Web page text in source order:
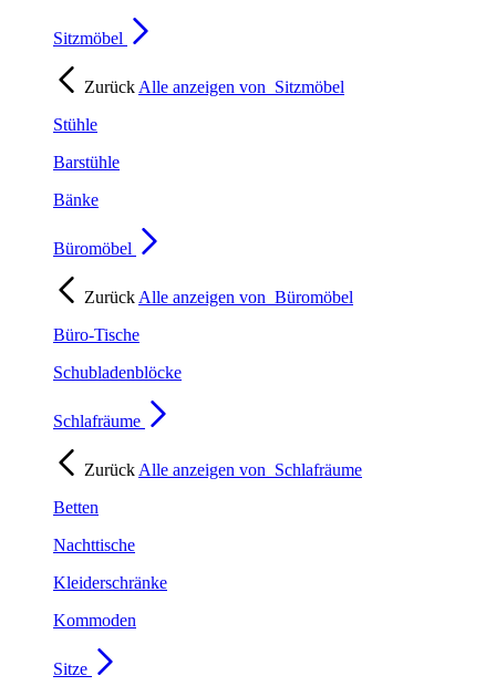
Sitzmöbel
Zurück Alle anzeigen von Sitzmöbel
Stühle
Barstühle
Bänke
Büromöbel
Zurück Alle anzeigen von Büromöbel
Büro-Tische
Schubladenblöcke
Schlafräume
Zurück Alle anzeigen von Schlafräume
Betten
Nachttische
Kleiderschränke
Kommoden
Sitze